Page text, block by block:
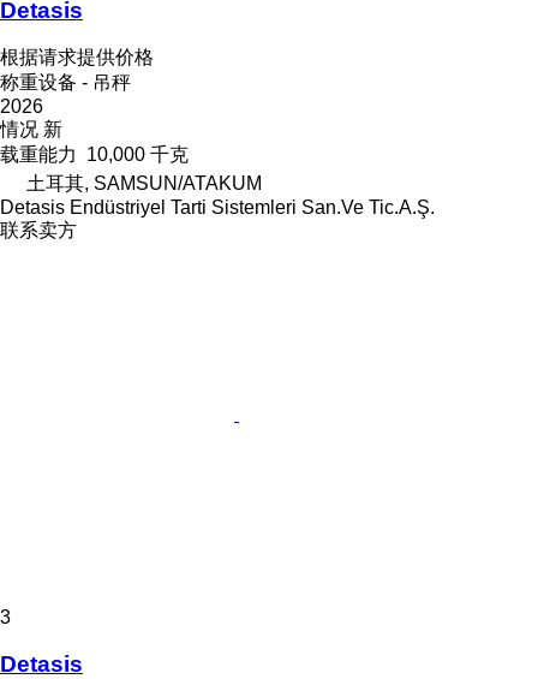
Detasis
根据请求提供价格
称重设备 - 吊秤
2026
情况 新
载重能力
10,000 千克
土耳其, SAMSUN/ATAKUM
Detasis Endüstriyel Tarti Sistemleri San.Ve Tic.A.Ş.
联系卖方
3
Detasis